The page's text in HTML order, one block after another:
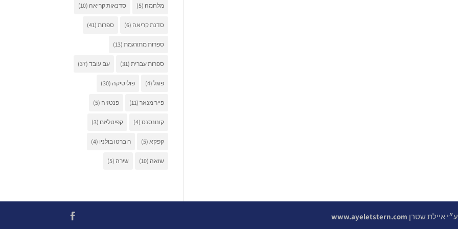
מלחמה (5) סדנאות קריאה (10)
סדנת קריאה (6) ספרות (41)
ספרות מתורגמת (13)
ספרות עברית (31) עם עובד (37)
פוגל (4) פוליטיקה (30)
פייר מנאר (11) פנטזיה (5)
קונונסנס (4) קפיטליזם (3)
קפקא (5) רוברטו בולניו (4)
שואה (10) שירה (5)
איילת שטרן www.ayeletstern.com